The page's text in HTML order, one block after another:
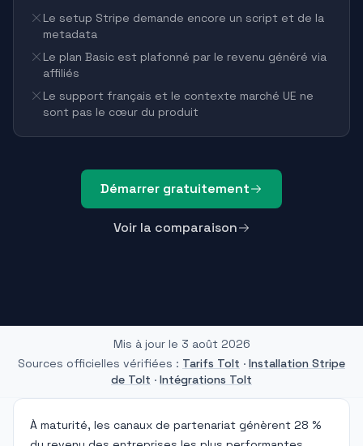
Le setup Stripe demande encore un script et de la
metadata
Le plan Basic est plafonné par le revenu généré via
affiliés
Le support français et le contexte marché UE ne
sont pas le cœur du produit
Démarrer gratuitement
Voir la comparaison
Mis à jour le 3 août 2026
Sources officielles vérifiées : Tarifs Tolt · Installation Stripe
de Tolt · Intégrations Tolt
À maturité, les canaux de partenariat génèrent 28 %